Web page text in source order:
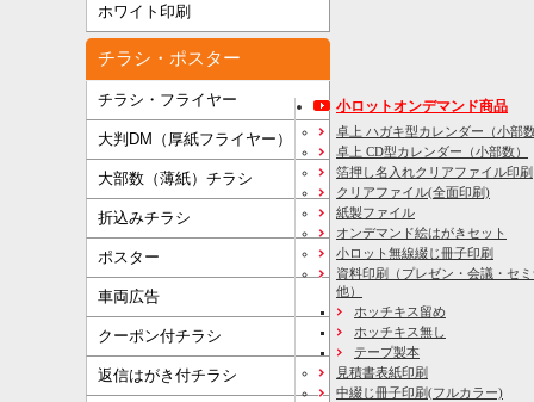
ホワイト印刷
チラシ・ポスター
チラシ・フライヤー
大判DM（厚紙フライヤー）
大部数（薄紙）チラシ
折込みチラシ
ポスター
車両広告
クーポン付チラシ
返信はがき付チラシ
小ロットオンデマンド商品
卓上 ハガキ型カレンダー（小部
卓上 CD型カレンダー（小部数）
箔押し名入れクリアファイル印刷
クリアファイル(全面印刷)
紙製ファイル
オンデマンド絵はがきセット
小ロット無線綴じ冊子印刷
資料印刷
（プレゼン・会議・セ
他）
ホッチキス留め
ホッチキス無し
テープ製本
見積書表紙印刷
中綴じ冊子印刷(フルカラー)